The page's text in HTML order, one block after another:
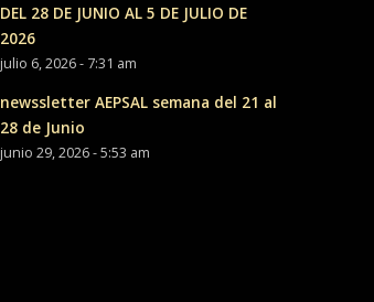
DEL 28 DE JUNIO AL 5 DE JULIO DE
2026
julio 6, 2026 - 7:31 am
newssletter AEPSAL semana del 21 al
28 de Junio
junio 29, 2026 - 5:53 am